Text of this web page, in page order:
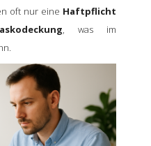
oft nur eine Haftpflicht
, was im